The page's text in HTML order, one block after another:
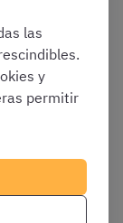
hayan
en
lista
Xunta
(DOG y
las
y
permitir